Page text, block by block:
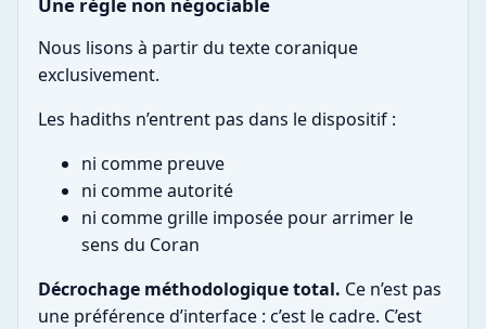
Nous lisons à partir du texte coranique
exclusivement.
Les hadiths n’entrent pas dans le dispositif :
ni comme preuve
ni comme autorité
ni comme grille imposée pour arrimer le
sens du Coran
Décrochage méthodologique total. Ce n’est pas
une préférence d’interface : c’est le cadre. C’est